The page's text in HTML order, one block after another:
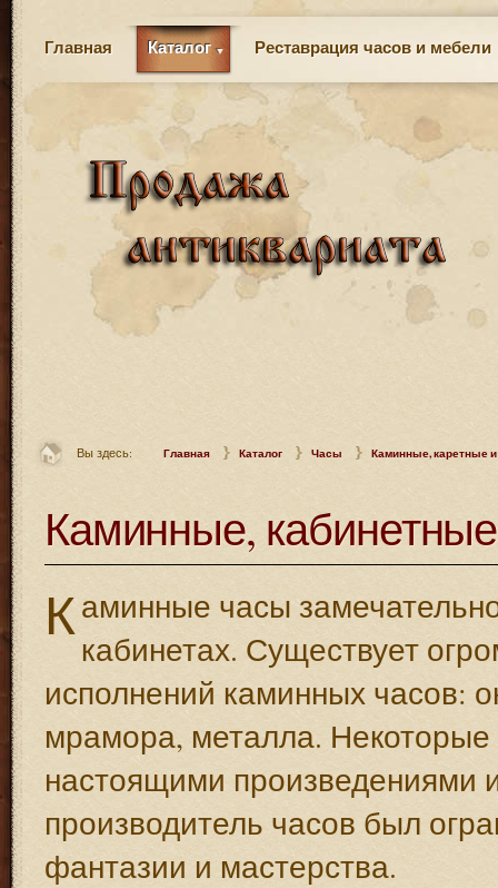
Главная Каталог Реставрация часов и мебели
Вы здесь: Главная Каталог Часы Каминные, каретные
Каминные,
Каминные часы
кабинетах. Существует
исполнений каминных часов:
мрамора, металла.
настоящими произведениями
производитель часов был
фантазии и мастерства.